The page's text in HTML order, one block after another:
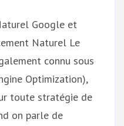
Google et
Naturel Le
connu sous
Optimization),
toute stratégie de
on parle de